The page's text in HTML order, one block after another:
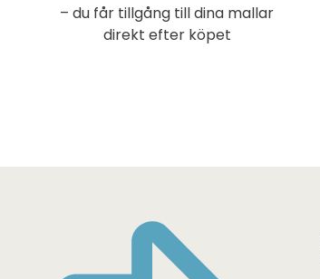
– du får tillgång till dina mallar
direkt efter köpet